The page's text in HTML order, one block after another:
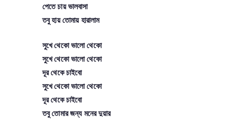
পেতে চায় ভালবাসা
তবু হায় তোমায় হারালাম
সুখে থেকো ভালো থেকো
সুখে থেকো ভালো থেকো
দূর থেকে চাইবো
সুখে থেকো ভালো থেকো
দূর থেকে চাইবো
তবু তোমার জন্য মনের দুয়ার